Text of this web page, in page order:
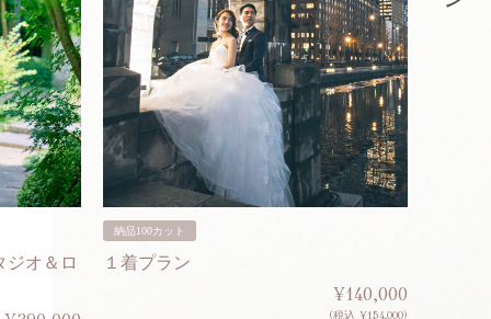
ジオ＆ロ
納品100カット
１着プラン
¥140,000
(税込 ¥154,000)